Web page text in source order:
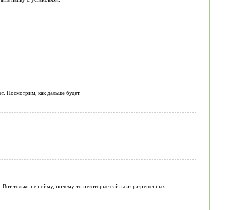
Посмотрим, как дальше будет.
только не пойму, почему-то некоторые сайты из разрешенных